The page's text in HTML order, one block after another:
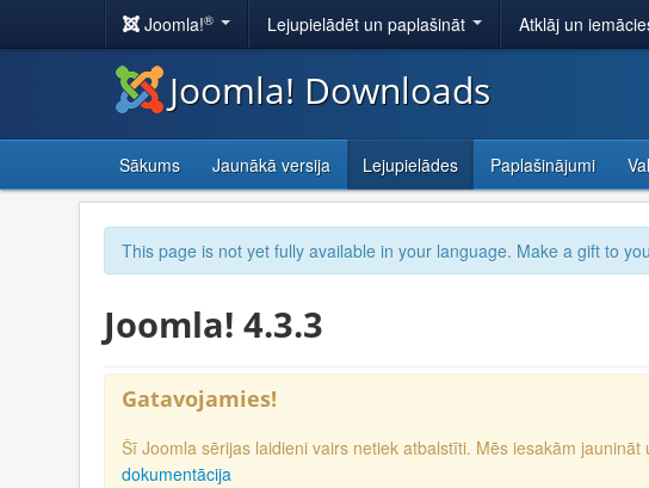
Joomla!® Lejupielādēt un paplašināt Atklāj un
Joomla! Downloads
Sākums Jaunākā versija Lejupielādes Paplašinājumi
This page is not yet fully available in your language. Make a gift to
Joomla! 4.3.3
Gatavojamies!
Šī Joomla sērijas laidieni vairs netiek atbalstīti. Mēs iesakām jaunināt
dokumentācija